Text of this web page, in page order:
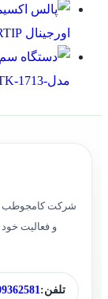
اورجینال FINGERTIP
مدل-KTK-1713
و فعالیت
تلفن: